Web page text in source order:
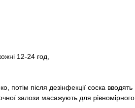
12-24 год,
потім після дезінфекції соска вводять
залози масажують для рівномірного